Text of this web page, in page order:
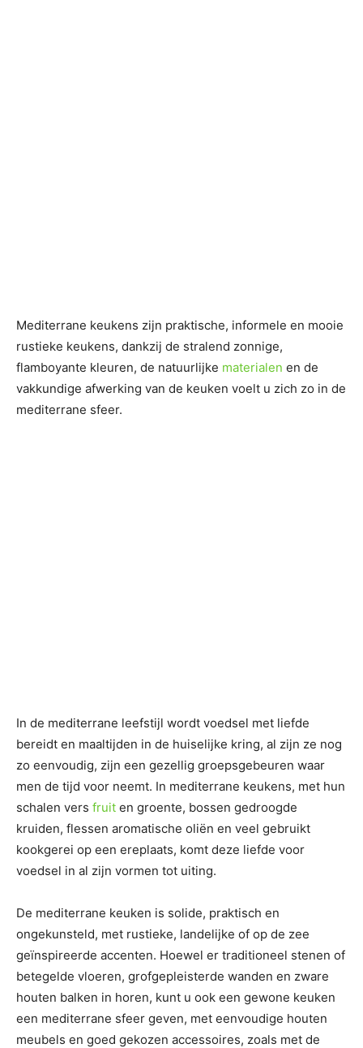
Mediterrane keukens zijn praktische, informele en mooie
rustieke keukens, dankzij de stralend zonnige,
flamboyante kleuren, de natuurlijke materialen en de
vakkundige afwerking van de keuken voelt u zich zo in de
mediterrane sfeer.
In de mediterrane leefstijl wordt voedsel met liefde
bereidt en maaltijden in de huiselijke kring, al zijn ze nog
zo eenvoudig, zijn een gezellig groepsgebeuren waar
men de tijd voor neemt. In mediterrane keukens, met hun
schalen vers fruit en groente, bossen gedroogde
kruiden, flessen aromatische oliën en veel gebruikt
kookgerei op een ereplaats, komt deze liefde voor
voedsel in al zijn vormen tot uiting.
De mediterrane keuken is solide, praktisch en
ongekunsteld, met rustieke, landelijke of op de zee
geïnspireerde accenten. Hoewel er traditioneel stenen of
betegelde vloeren, grofgepleisterde wanden en zware
houten balken in horen, kunt u ook een gewone keuken
een mediterrane sfeer geven, met eenvoudige houten
meubels en goed gekozen accessoires, zoals met de